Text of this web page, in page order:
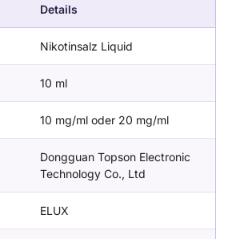
Details
Nikotinsalz Liquid
10 ml
10 mg/ml oder 20 mg/ml
Dongguan Topson Electronic
Technology Co., Ltd
ELUX